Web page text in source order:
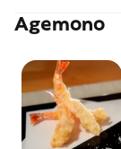
Agemono